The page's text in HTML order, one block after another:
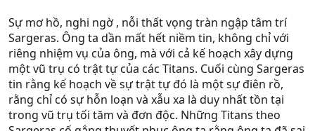
Sự mơ hồ, nghi ngờ , nỗi thất vọng tràn ngập tâm trí
Sargeras. Ông ta dần mất hết niềm tin, không chỉ với
riêng nhiệm vụ của ông, mà với cả kế hoạch xây dựng
một vũ trụ có trật tự của các Titans. Cuối cùng Sargeras
tin rằng kế hoạch về sự trật tự đó là một sự điên rồ,
rằng chỉ có sự hỗn loạn và xẫu xa là duy nhất tồn tại
trong vũ trụ tối tăm và đơn độc. Những Titans theo